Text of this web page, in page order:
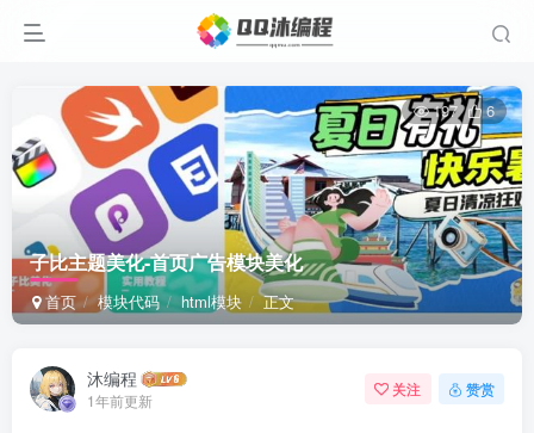
子比主题美化-首页广告模块美化
首页 模块代码 html模块 正文
197 6
沐编程
1年前更新
关注 赞赏